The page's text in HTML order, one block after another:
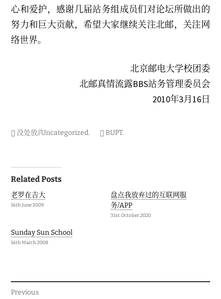
心和爱护，感谢几届站务组成员们对论坛所做出的
努力和巨大贡献，希望大家继续关注北邮，关注网
络世界。
北京邮电大学校团委
北邮真情流露BBS站务管理委员会
2010年3月16日
没处放//Uncategorized. BUPT.
Post
navigation
Related Posts
老罗在吉大
16th June 2009
盘点我放弃过的互联网服
务/APP
31st October 2020
Sunday Sun School
16th March 2008
Previous